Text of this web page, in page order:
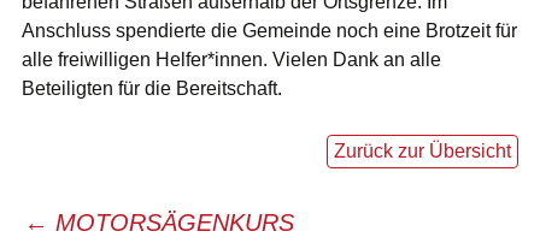
Anschluss spendierte die Gemeinde noch eine Brotzeit für
alle freiwilligen Helfer*innen. Vielen Dank an alle
Beteiligten für die Bereitschaft.
Zurück zur Übersicht
Beitragsnavigation
← MOTORSÄGENKURS